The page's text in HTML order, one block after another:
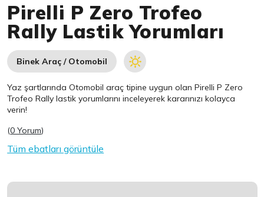
Pirelli P Zero Trofeo
Rally Lastik Yorumları
Binek Araç / Otomobil
Yaz şartlarında Otomobil araç tipine uygun olanPirelli P Zero
Trofeo Rally lastik yorumlarını inceleyerek kararınızı kolayca
verin!
(0 Yorum)
Tüm ebatları görüntüle